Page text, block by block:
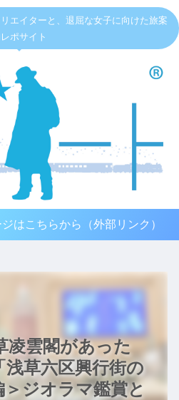
エイターと、退屈な女子に向けた旅案
ポサイト
はこちらから（外部リンク）
凌雲閣があった
草六区興行街の
ジオラマ鑑賞と